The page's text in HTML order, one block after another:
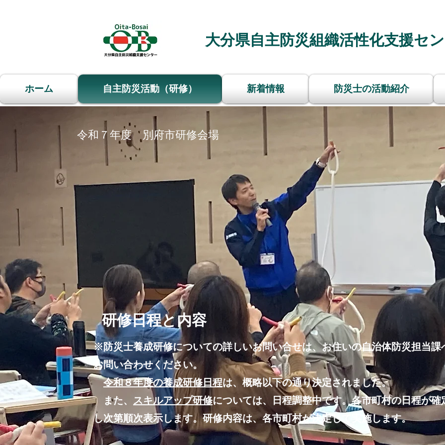
大分県自主防災組織活性化支援セ
ホーム 自主防災活動（研修） 新着情報 防災士の活動紹介
令和７年度 別府市研修会場
研修日程と内容
※防災士養成研修についての詳しいお問い合せは、お住いの自治体防災担当課
お問い合わせください。
令和８年度の養成研修日程は、概略以下の通り決定されました。
​ また、 スキルアップ研修については、日程調整中です。各市町村の日程が確
し次第順次表示します。研修内容は、各市町村が決定して実施します。